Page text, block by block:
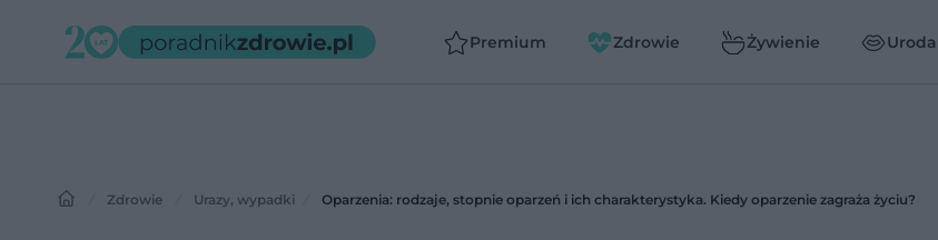
Premium Zdrowie Żywienie Uroda
Zdrowie Urazy, wypadki Oparzenia: rodzaje, stopnie oparzeń i ich charakterystyka. Kiedy oparzenie zagraża życiu?